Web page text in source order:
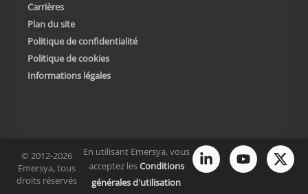
Carrières
Plan du site
Politique de confidentialité
Politique de cookies
Informations légales
© 2012-2026
Emersya, tous
droits réservés
En utilisant Emersya, vous
acceptez lesConditions
générales d'utilisation